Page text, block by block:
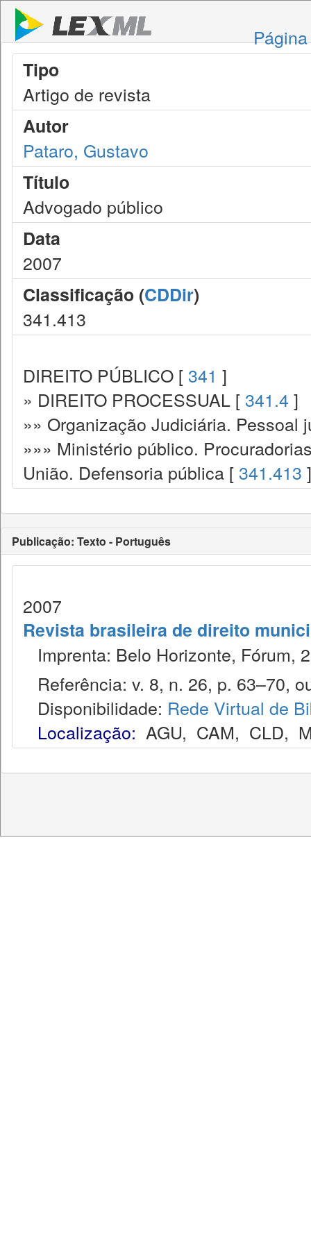
Tipo
Artigo de revista
Autor
Pataro, Gustavo
Título
Advogado público
Data
2007
Classificação (CDDir)
341.413
DIREITO PÚBLICO [ 341 ]
» DIREITO PROCESSUAL [ 341.4 ]
»» Organização Judiciária. Pessoal
»»» Ministério público.
União. Defensoria pública [ 341.413 ]
Publicação: Texto - Português
2007
Revista brasileira de direito
Imprenta: Belo Horizonte, Fórum,
Referência: v. 8, n. 26, p. 63–70,
Disponibilidade: Rede Virtual de
Localização: AGU, CAM, CLD,